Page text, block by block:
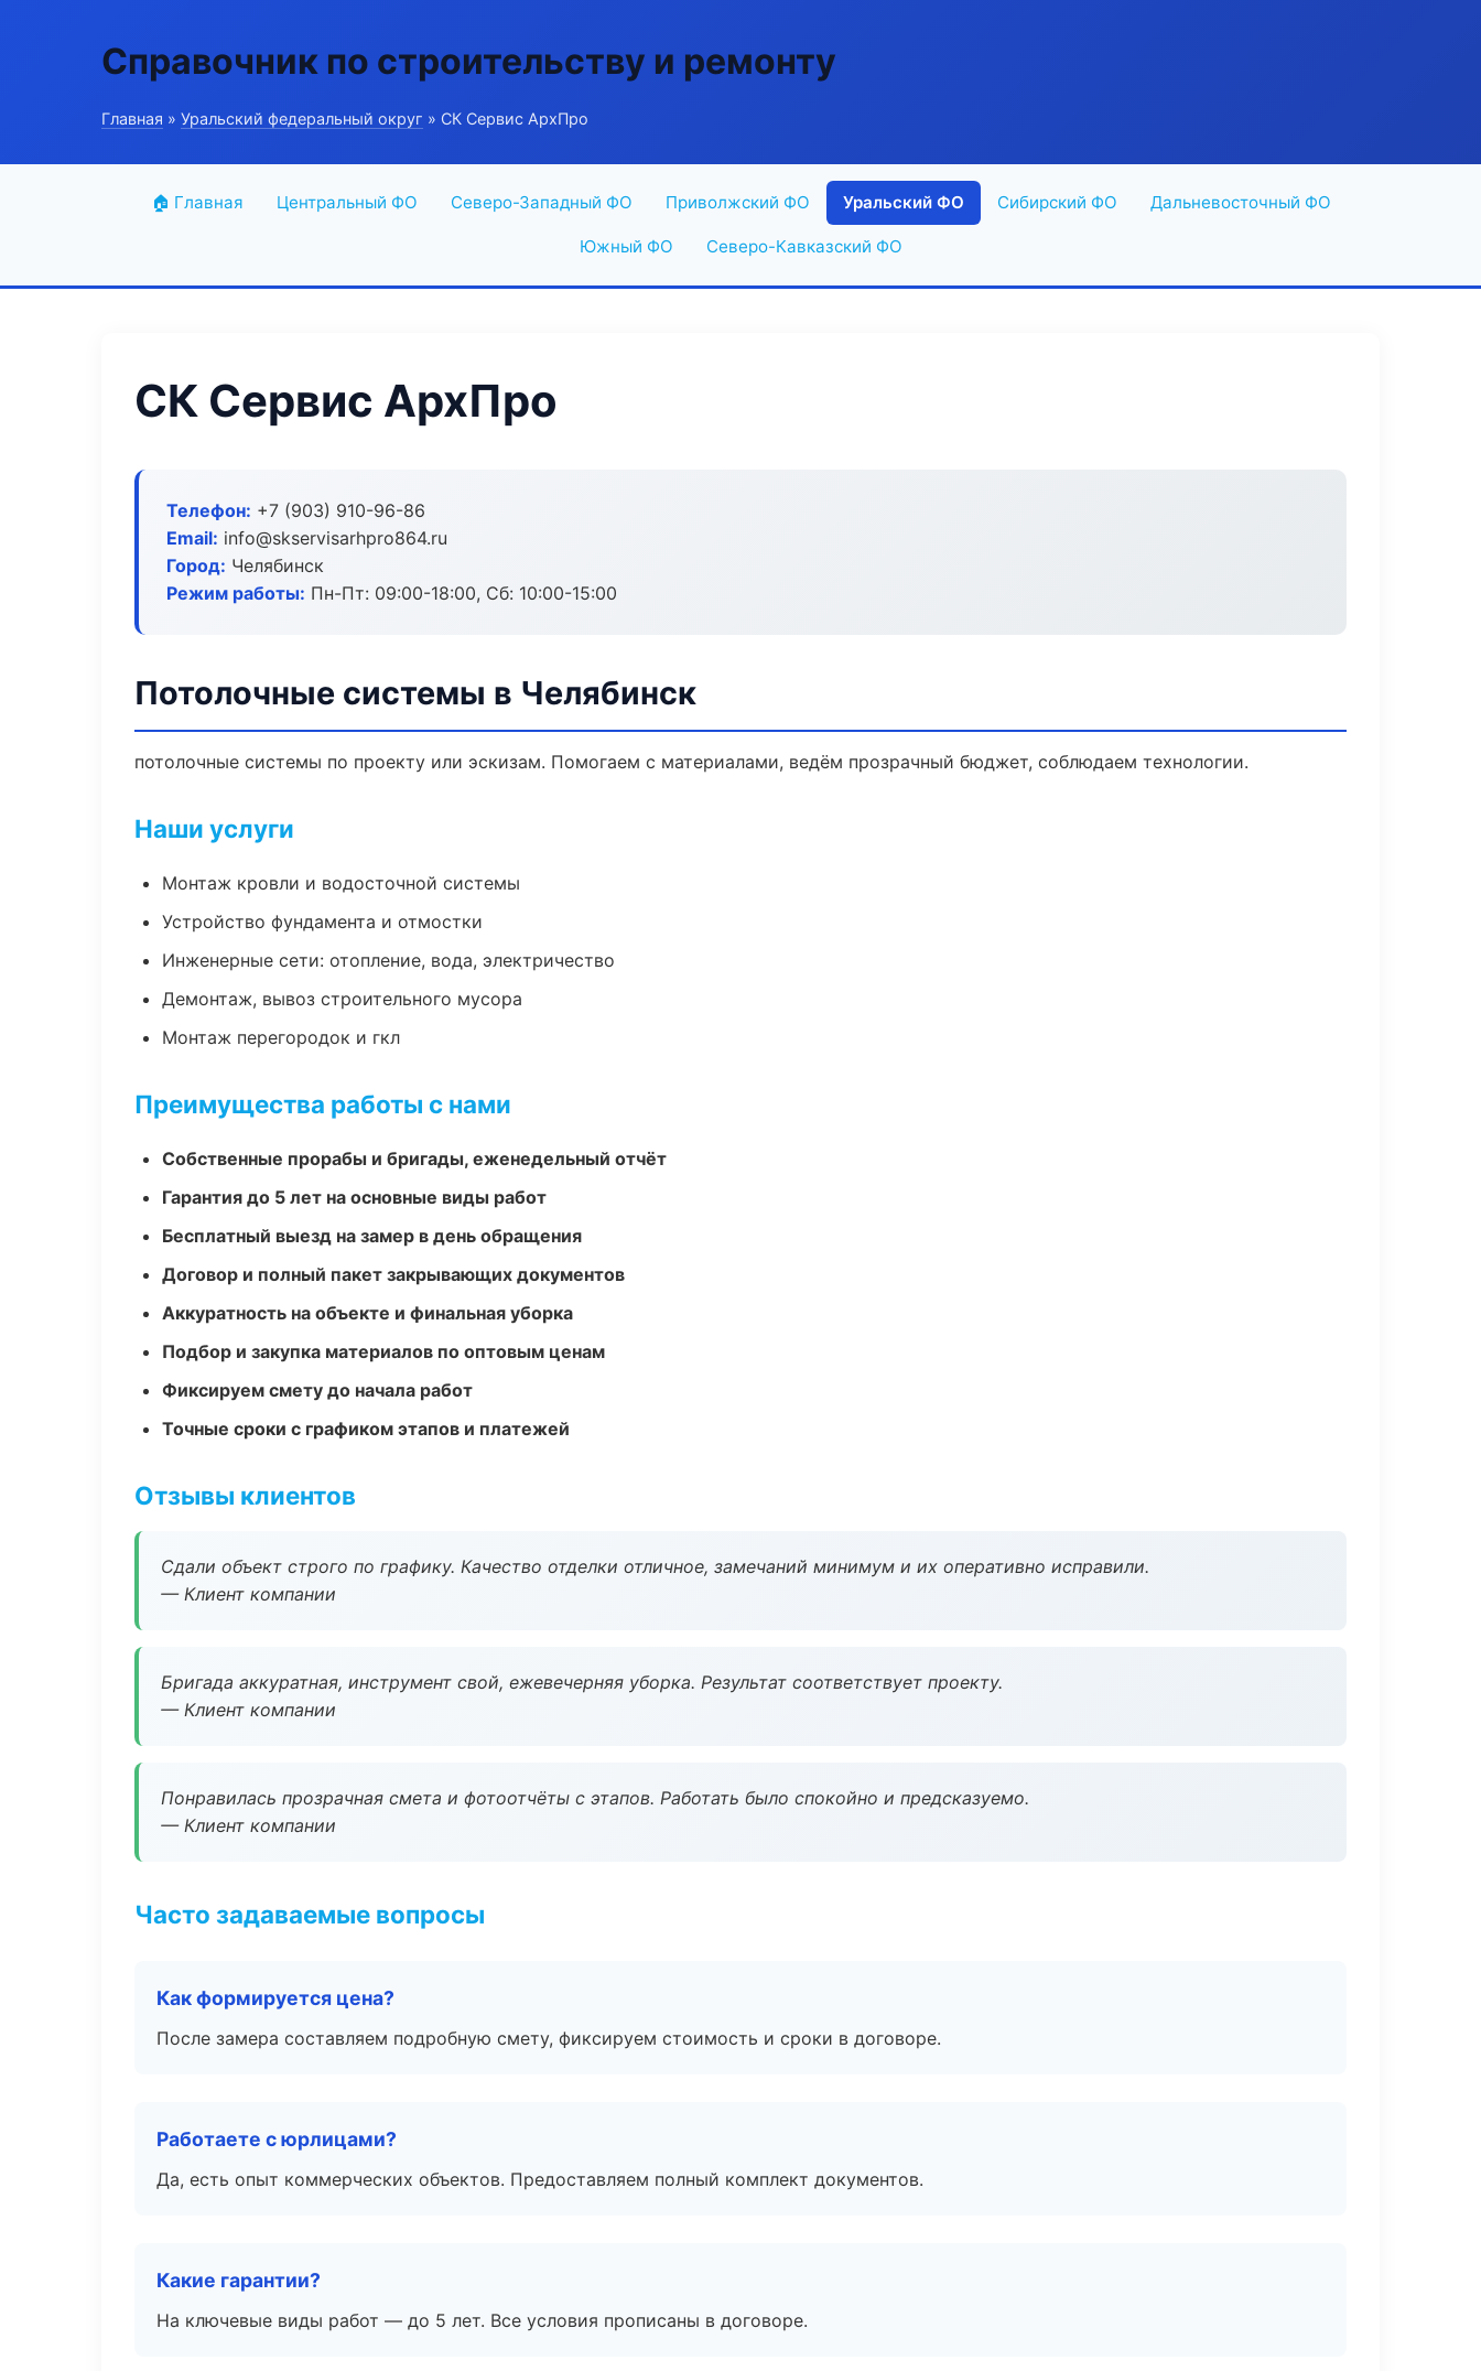
Справочник по строительству и ремонту
Главная » Уральский федеральный округ » СК Сервис АрхПро
🏠 Главная Центральный ФО Северо-Западный ФО Приволжский ФО Уральский ФО Сибирский ФО Дальневосточный ФО
Южный ФО Северо-Кавказский ФО
СК Сервис АрхПро
Телефон: +7 (903) 910-96-86
Email: info@skservisarhpro864.ru
Город: Челябинск
Режим работы: Пн-Пт: 09:00-18:00, Сб: 10:00-15:00
Потолочные системы в Челябинск
потолочные системы по проекту или эскизам. Помогаем с материалами, ведём прозрачный бюджет, соблюдаем технологии.
Наши услуги
Монтаж кровли и водосточной системы
Устройство фундамента и отмостки
Инженерные сети: отопление, вода, электричество
Демонтаж, вывоз строительного мусора
Монтаж перегородок и гкл
Преимущества работы с нами
Собственные прорабы и бригады, еженедельный отчёт
Гарантия до 5 лет на основные виды работ
Бесплатный выезд на замер в день обращения
Договор и полный пакет закрывающих документов
Аккуратность на объекте и финальная уборка
Подбор и закупка материалов по оптовым ценам
Фиксируем смету до начала работ
Точные сроки с графиком этапов и платежей
Отзывы клиентов
Сдали объект строго по графику. Качество отделки отличное, замечаний минимум и их оперативно исправили.
— Клиент компании
Бригада аккуратная, инструмент свой, ежевечерняя уборка. Результат соответствует проекту.
— Клиент компании
Понравилась прозрачная смета и фотоотчёты с этапов. Работать было спокойно и предсказуемо.
— Клиент компании
Часто задаваемые вопросы
Как формируется цена?
После замера составляем подробную смету, фиксируем стоимость и сроки в договоре.
Работаете с юрлицами?
Да, есть опыт коммерческих объектов. Предоставляем полный комплект документов.
Какие гарантии?
На ключевые виды работ — до 5 лет. Все условия прописаны в договоре.